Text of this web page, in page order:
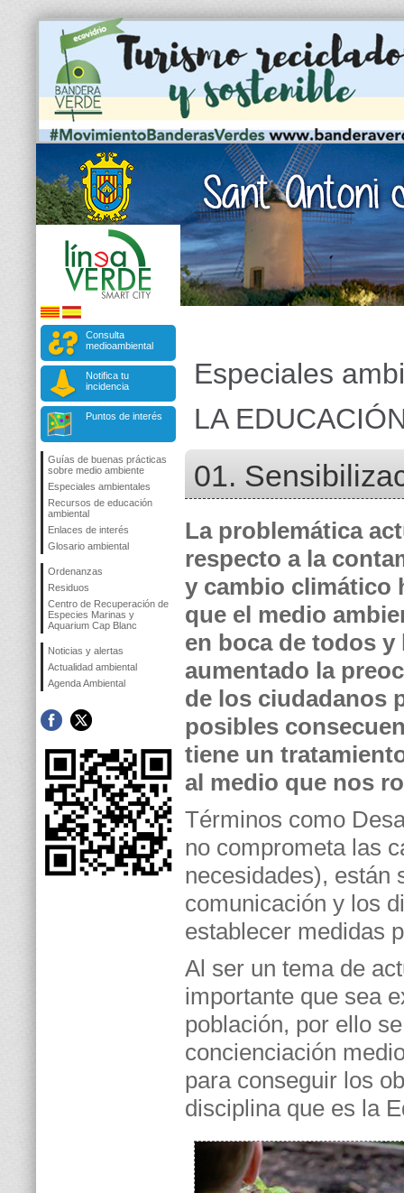
Consulta
medioambiental
Notifica tu
incidencia
Puntos de interés
Guías de buenas prácticas
sobre medio ambiente
Especiales ambientales
Recursos de educación
ambiental
Enlaces de interés
Glosario ambiental
Ordenanzas
Residuos
Centro de Recuperación de
Especies Marinas y
Aquarium Cap Blanc
Noticias y alertas
Actualidad ambiental
Agenda Ambiental
Especiales
LA
01.
La problemática
respecto a la
y cambio climático
que el medio
en boca de todos y
aumentado la
de los ciudadanos
posibles
tiene un
al medio que nos
Términos como
no comprometa las
necesidades), están
comunicación y los
establecer medidas
Al ser un tema de
importante que sea
población, por ello
concienciación
para conseguir los
disciplina que es la